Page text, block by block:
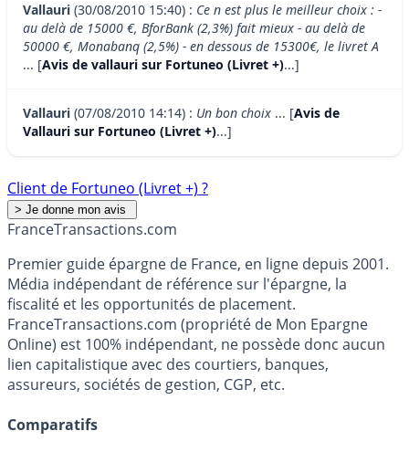
Vallauri (30/08/2010 15:40) : Ce n est plus le meilleur choix : -
au delà de 15000 €, BforBank (2,3%) fait mieux - au delà de
50000 €, Monabanq (2,5%) - en dessous de 15300€, le livret A
... [Avis de vallauri sur Fortuneo (Livret +)...]
Vallauri (07/08/2010 14:14) : Un bon choix ... [Avis de
Vallauri sur Fortuneo (Livret +)...]
Client de Fortuneo (Livret +) ?
FranceTransactions.com
Premier guide épargne de France, en ligne depuis 2001.
Média indépendant de référence sur l'épargne, la
fiscalité et les opportunités de placement.
FranceTransactions.com (propriété de Mon Epargne
Online) est 100% indépendant, ne possède donc aucun
lien capitalistique avec des courtiers, banques,
assureurs, sociétés de gestion, CGP, etc.
Comparatifs